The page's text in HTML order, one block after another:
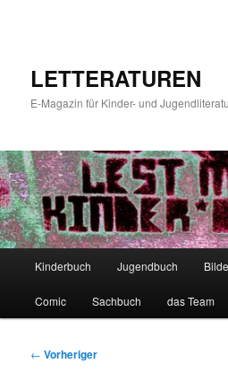
LETTERATUREN
E-Magazin für Kinder- und
Kinderbuch Jugendbuch
Comic Sachbuch das Team
Beitragsnavigation
← Vorheriger